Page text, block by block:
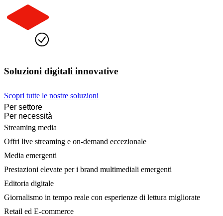
Soluzioni digitali innovative
Scopri tutte le nostre soluzioni
Per settore
Per necessità
Streaming media
Offri live streaming e on-demand eccezionale
Media emergenti
Prestazioni elevate per i brand multimediali emergenti
Editoria digitale
Giornalismo in tempo reale con esperienze di lettura migliorate
Retail ed E-commerce